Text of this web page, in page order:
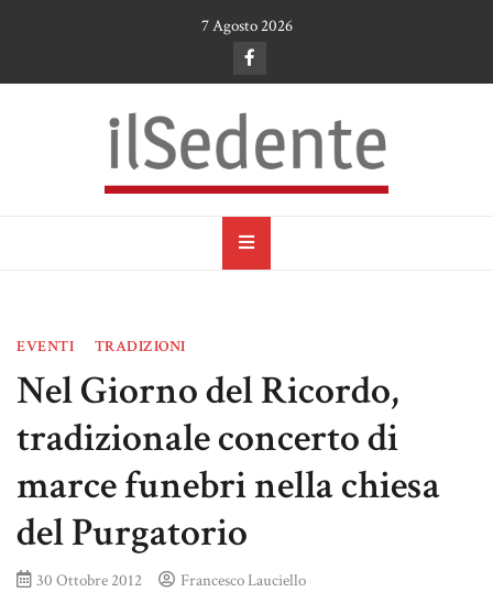
7 Agosto 2026
il Sedente
EVENTI TRADIZIONI
Nel Giorno del Ricordo,
tradizionale concerto di
marce funebri nella chiesa
del Purgatorio
30 Ottobre 2012 Francesco Lauciello